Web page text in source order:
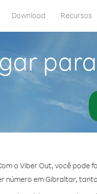
Download Recursos
o Viber Out, você pode
número em Gibraltar,